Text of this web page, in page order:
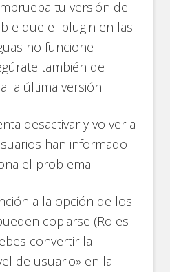
tu versión de
que el plugin en las
no funcione
también de
la última versión.
desactivar y volver a
han informado
el problema.
a la opción de los
copiarse (Roles
convertir la
de usuario» en la